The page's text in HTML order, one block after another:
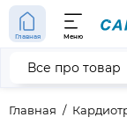
Главная Меню
Главная
Все про товар